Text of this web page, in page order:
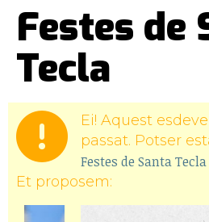
Festes de
Tecla
Ei! Aquest
passat. Potser
Festes de Santa Tecla
Et proposem: